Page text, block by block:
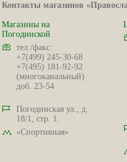
Контакты магазинов
Магазины на
Погодинской
тел./факс:
+7(499) 245-30-68
+7(495) 181-92-92
(многоканальный)
доб. 23-54
Погодинская ул., д.
18/1, стр. 1.
«Спортивная»